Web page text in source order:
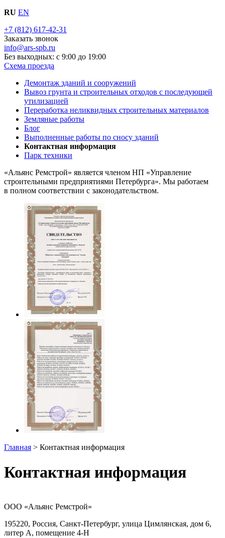
RU EN
+7 (812) 617-42-31
Заказать звонок
info@ars-spb.ru
Без выходных: с 9:00 до 19:00
Схема проезда
Демонтаж зданий и сооружений
Вывоз грунта и строительных отходов с последующей
утилизацией
Переработка неликвидных строительных материалов
Земляные работы
Блог
Выполненные работы по сносу зданий
Контактная информация
Парк техники
«Альянс Ремстрой» является членом НП «Управление
строительными предприятиями Петербурга». Мы работаем
в полном соответствии с законодательством.
Главная > Контактная информация
Контактная информация
ООО «Альянс Ремстрой»
195220, Россия, Санкт-Петербург, улица Цимлянская, дом 6,
литер А, помещение 4-Н